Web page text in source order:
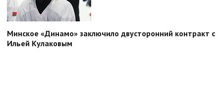
Минское «Динамо» заключило двусторонний контракт с
Ильей Кулаковым